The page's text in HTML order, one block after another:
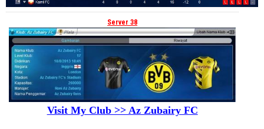
Server 38
Visit My Club >> Az Zubairy FC